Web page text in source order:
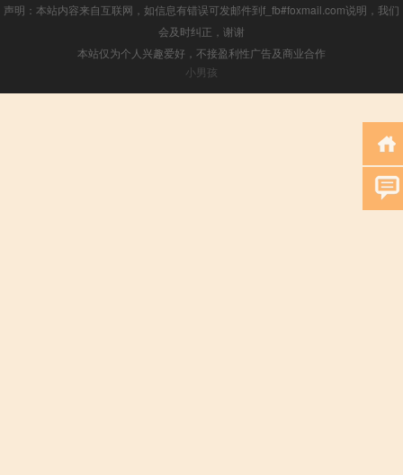
声明：本站内容来自互联网，如信息有错误可发邮件到f_fb#foxmail.com说明，我们
会及时纠正，谢谢
本站仅为个人兴趣爱好，不接盈利性广告及商业合作
小男孩